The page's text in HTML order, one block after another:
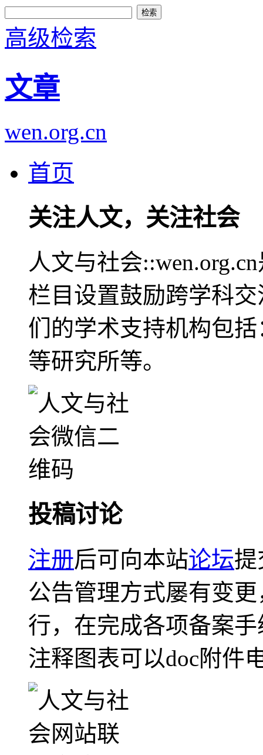
高级检索
文章
wen.org.cn
首页
关注人文，关注社会
人文与社会
栏目设置鼓励跨学科
们的学术支持机构包
等研究所等。
投稿讨论
注册后可向本站论坛提
公告管理方式屡有变
行，在完成各项备案
注释图表可以doc附件